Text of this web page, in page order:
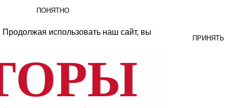
ПОНЯТНО
использовать наш сайт, вы
ПРИНЯТЬ